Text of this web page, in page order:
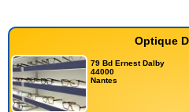
Optique
79 Bd Ernest Dalby
44000
Nantes